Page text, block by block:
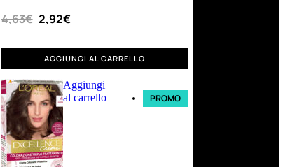
4,63€ 2,92€
AGGIUNGI AL CARRELLO
Aggiungi
al carrello
PROMO